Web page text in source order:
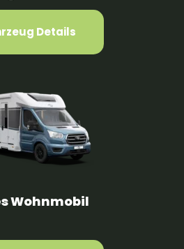
Details
Wohnmobil